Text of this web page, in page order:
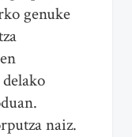
genuke
naiz.